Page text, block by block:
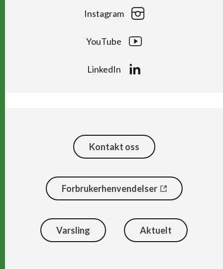
Instagram
YouTube
LinkedIn
Kontakt oss
Forbrukerhenvendelser
Varsling Aktuelt